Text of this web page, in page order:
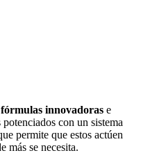
fórmulas innovadoras e
potenciados con un sistema
permite que estos actúen
más se necesita.